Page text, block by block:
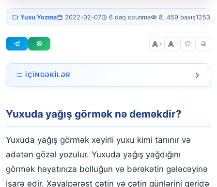
Yuxuda yağış
görmək
Yuxu Yozma 2022-02-07 6 dəq oxunma 8. 459 baxış1253
+ –
İÇINDƏKILƏR
Yuxuda yağış yağdığını
Yuxuda üstünə yağış yağdığını görmək
Yuxuda yağışın yalnız öz evinizə yağdığını görmək
Yuxuda yağış görmək nə deməkdir?
Yuxuda yağış görmək xeyirli yuxu kimi tanınır və
adətən gözəl yozulur. Yuxuda yağış yağdığını
görmək həyatınıza bolluğun və bərəkətin gələcəyinə
işarə edir. Xəyalpərəst çətin və çətin günlərini geridə